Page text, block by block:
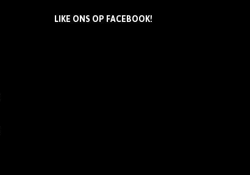
LIKE ONS OP FACEBOOK!